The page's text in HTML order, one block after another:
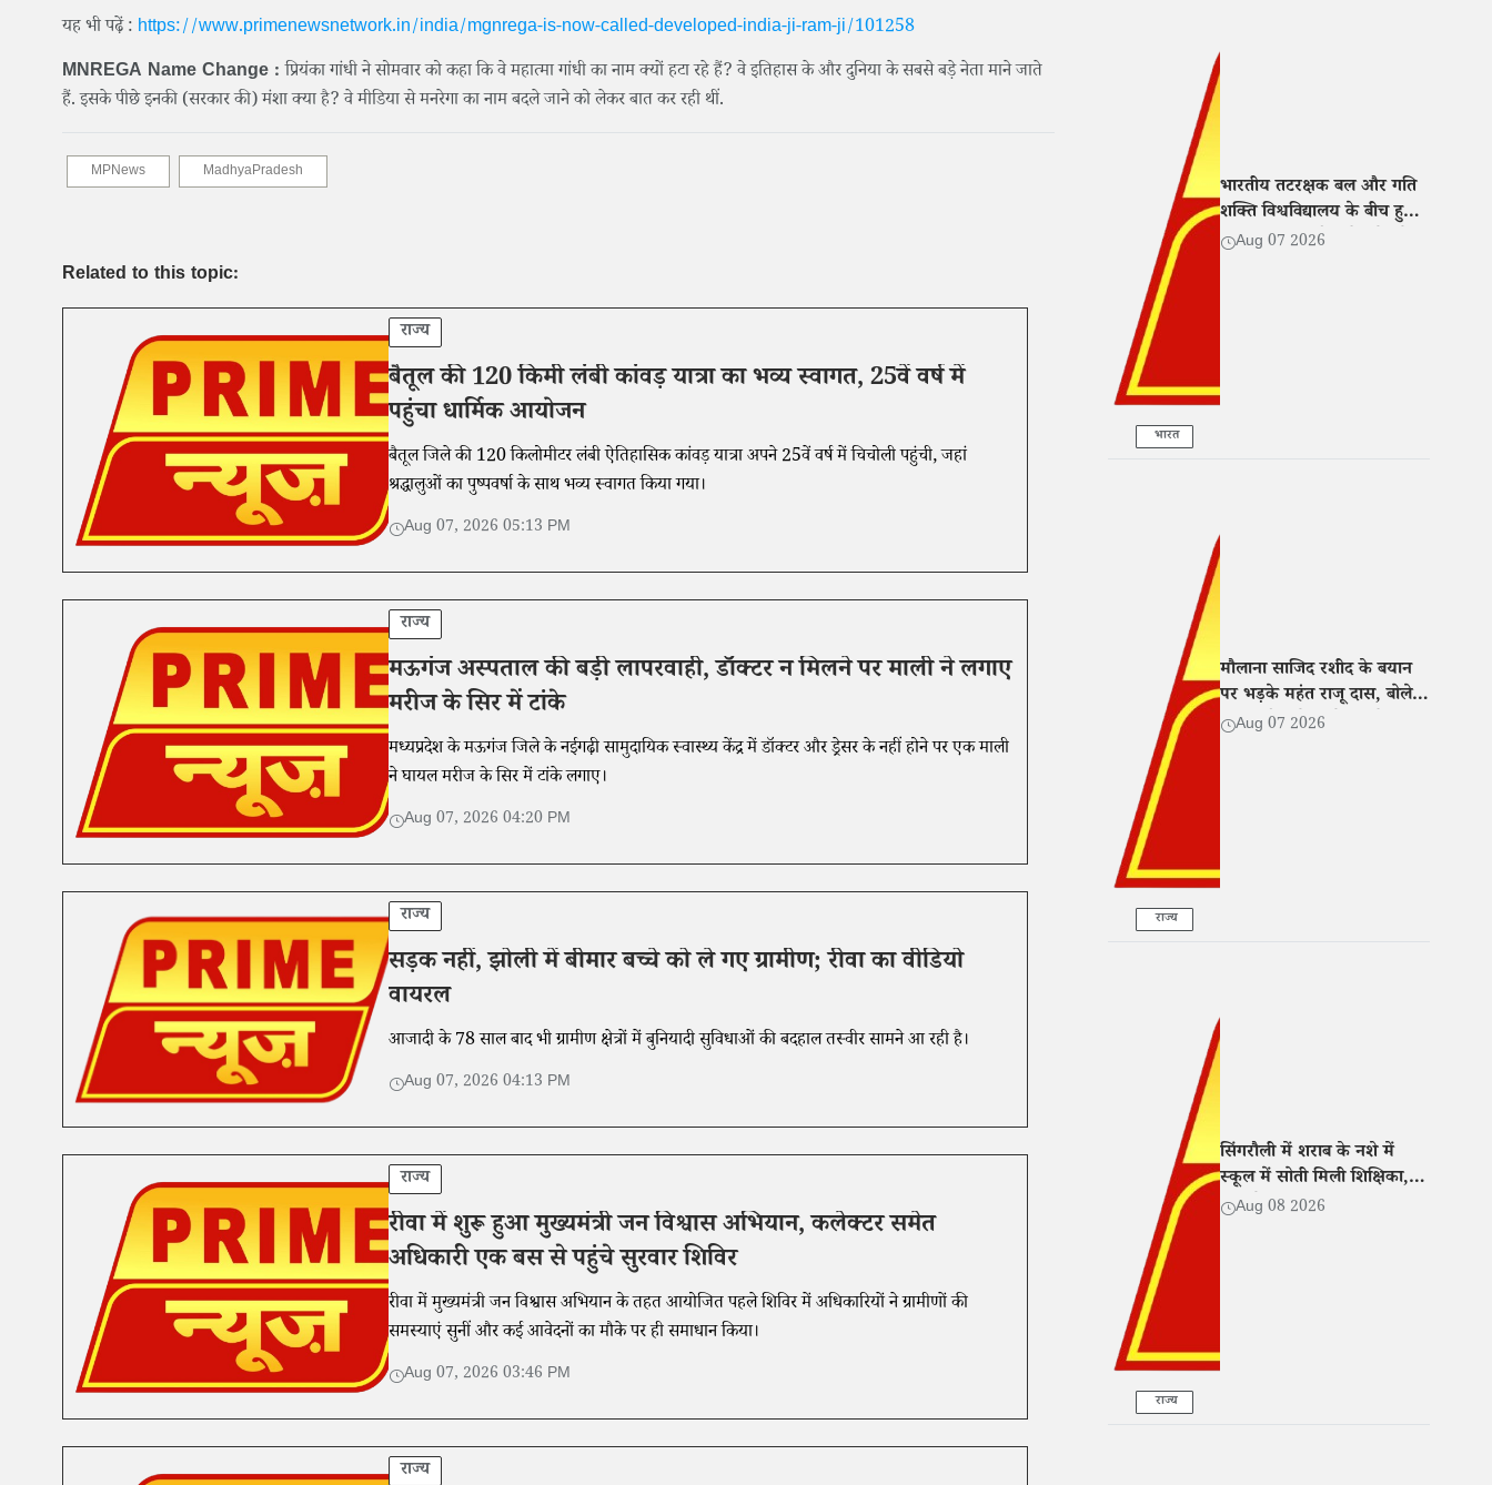
यह भी पढ़ें : https://www.primenewsnetwork.in/india/mgnrega-is-now-called-developed-india-ji-ram-ji/101258
MNREGA Name Change :प्रियंका गांधी ने सोमवार को कहा कि वे महात्मा गांधी का नाम क्यों हटा रहे हैं? वे इतिहास के और दुनिया के सबसे बड़े नेता माने जाते
हैं. इसके पीछे इनकी (सरकार की) मंशा क्या है? वे मीडिया से मनरेगा का नाम बदले जाने को लेकर बात कर रही थीं.
MPNews MadhyaPradesh
Related to this topic:
राज्य
बैतूल की 120 किमी लंबी कांवड़ यात्रा का भव्य स्वागत, 25वें वर्ष में
पहुंचा धार्मिक आयोजन
बैतूल जिले की 120 किलोमीटर लंबी ऐतिहासिक कांवड़ यात्रा अपने 25वें वर्ष में चिचोली पहुंची, जहां
श्रद्धालुओं का पुष्पवर्षा के साथ भव्य स्वागत किया गया।
Aug 07, 2026 05:13 PM
राज्य
मऊगंज अस्पताल की बड़ी लापरवाही, डॉक्टर न मिलने पर माली ने लगाए
मरीज के सिर में टांके
मध्यप्रदेश के मऊगंज जिले के नईगढ़ी सामुदायिक स्वास्थ्य केंद्र में डॉक्टर और ड्रेसर के नहीं होने पर एक माली
ने घायल मरीज के सिर में टांके लगाए।
Aug 07, 2026 04:20 PM
राज्य
सड़क नहीं, झोली में बीमार बच्चे को ले गए ग्रामीण; रीवा का वीडियो
वायरल
आजादी के 78 साल बाद भी ग्रामीण क्षेत्रों में बुनियादी सुविधाओं की बदहाल तस्वीर सामने आ रही है।
Aug 07, 2026 04:13 PM
राज्य
रीवा में शुरू हुआ मुख्यमंत्री जन विश्वास अभियान, कलेक्टर समेत
अधिकारी एक बस से पहुंचे सुरवार शिविर
रीवा में मुख्यमंत्री जन विश्वास अभियान के तहत आयोजित पहले शिविर में अधिकारियों ने ग्रामीणों की
समस्याएं सुनीं और कई आवेदनों का मौके पर ही समाधान किया।
Aug 07, 2026 03:46 PM
राज्य
भारत
भारतीय तटरक्षक बल और गति
शक्ति विश्वविद्यालय के बीच हुआ
MoU, शिक्षा और शोध में बढ़ेगा
Aug 07 2026
राज्य
मौलाना साजिद रशीद के बयान
पर भड़के महंत राजू दास, बोले-
नफरत फैलाने वालों पर हो सख्त
Aug 07 2026
राज्य
सिंगरौली में शराब के नशे में
स्कूल में सोती मिली शिक्षिका,
कक्ष में बना रखा था ठिकाना
Aug 08 2026